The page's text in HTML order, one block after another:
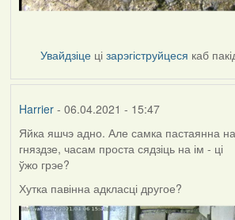
Увайдзіце цізарэгіструйцеся каб
Harrier- 06.04.2021 - 15:47
Яйка яшчэ адно. Але самка пастаянна на
гняздзе, часам проста сядзіць на ім - ці
ўжо грэе?
Хутка павінна адкласці другое?